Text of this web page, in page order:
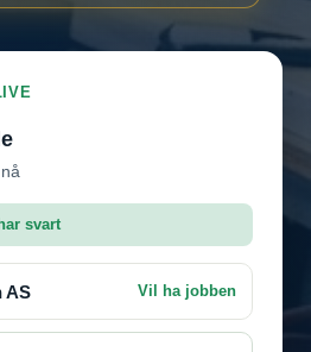
svart
AS Vil ha jobben